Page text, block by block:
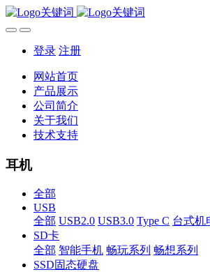
登录 注册
网站首页
产品展示
公司简介
关于我们
技术支持
耳机
全部
USB
全部 USB2.0 USB3.0 Type C 台式机
SD卡
全部 智能手机 畅玩系列 畅想系列
SSD固态硬盘